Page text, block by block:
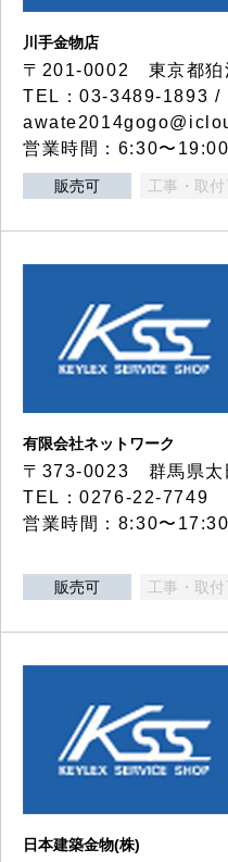
川手金物店
〒201-0002 東京都狛
TEL：03-3489-1893 /
営業時間：6:30〜
販売可 工事・取付
有限会社ネットワーク
〒373-0023 群馬県太
TEL：0276-22-7749
営業時間：8:30〜17:30
販売可 工事・取付
日本建築金物(株)